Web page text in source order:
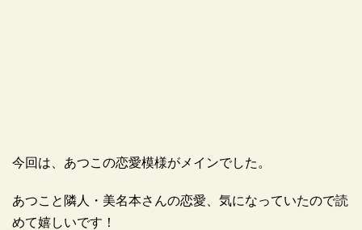
今回は、あつこの恋愛模様がメインでした。
あつこと隣人・美名本さんの恋愛、気になっていたので読
めて嬉しいです！